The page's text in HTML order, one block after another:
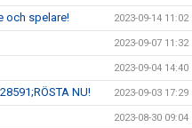
och spelare! 2023-09-14 11:02
2023-09-07 11:32
2023-09-04 14:40
NU! 2023-09-03 17:29
2023-08-30 09:04